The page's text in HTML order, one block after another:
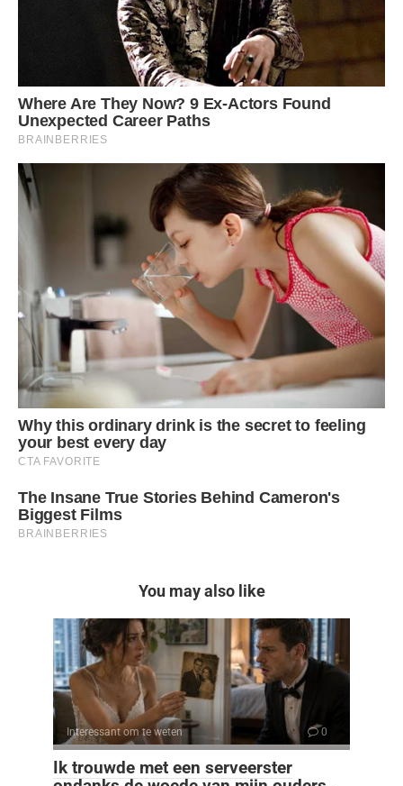
You may also like
Interessant om te weten 0
Ik trouwde met een serveerster